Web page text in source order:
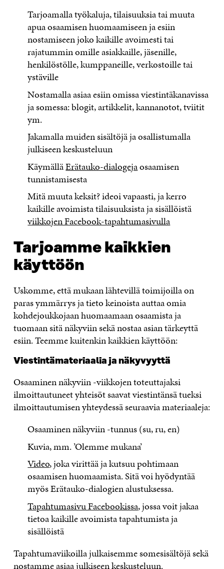
Tarjoamalla työkaluja, tilaisuuksia tai muuta
apua osaamisen huomaamiseen ja esiin
nostamiseen joko kaikille avoimesti tai
rajatummin omille asiakkaille, jäsenille,
henkilöstölle, kumppaneille, verkostoille tai
ystäville
Nostamalla asiaa esiin omissa viestintäkanavissa
ja somessa: blogit, artikkelit, kannanotot, tviitit
ym.
Jakamalla muiden sisältöjä ja osallistumalla
julkiseen keskusteluun
KäymälläErätauko-dialogejaosaamisen
tunnistamisesta
Mitä muuta keksit? ideoi vapaasti, ja kerro
kaikille avoimista tilaisuuksista ja sisällöistä
viikkojen Facebook-tapahtumasivulla
Tarjoamme kaikkien
käyttöön
Uskomme, että mukaan lähtevillä toimijoilla on
paras ymmärrys ja tieto keinoista auttaa omia
kohdejoukkojaan huomaamaan osaamista ja
tuomaan sitä näkyviin sekä nostaa asian tärkeyttä
esiin.Teemme kuitenkin kaikkien käyttöön:
Viestintämateriaalia ja näkyvyyttä
Osaaminen näkyviin -viikkojen toteuttajaksi
ilmoittautuneet yhteisöt saavat viestintänsä tueksi
ilmoittautumisen yhteydessä seuraavia materiaaleja:
Osaaminen näkyviin -tunnus (su, ru, en)
Kuvia, mm. ’Olemme mukana’
Video, joka virittää ja kutsuu pohtimaan
osaamisen huomaamista. Sitä voi hyödyntää
myös Erätauko-dialogien alustuksessa.
Tapahtumasivu Facebookissa, jossa voit jakaa
tietoa kaikille avoimista tapahtumista ja
sisällöistä
Tapahtumaviikoilla julkaisemme somesisältöjä sekä
nostamme asiaa julkiseen keskusteluun.